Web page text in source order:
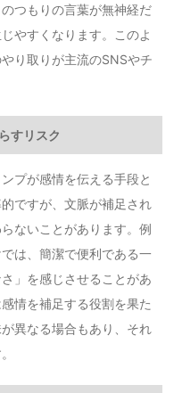
つもりの言葉が無神経だ
やすくなります。このよ
り取りが主流のSNSやチ
すリスク
プが感情を伝える手段と
ですが、文脈が補足され
ないことがあります。例
は、簡潔で便利である一
」を感じさせることがあ
情を補足する役割を果た
異なる場合もあり、それ